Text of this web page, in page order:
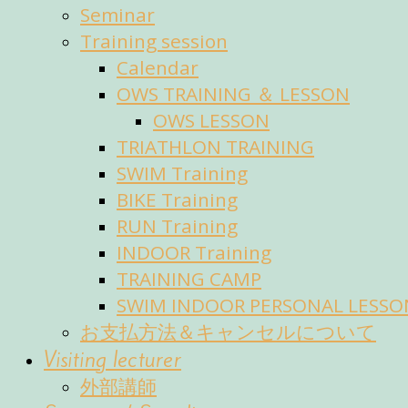
Seminar
Training session
Calendar
OWS TRAINING ＆ LESSON
OWS LESSON
TRIATHLON TRAINING
SWIM Training
BIKE Training
RUN Training
INDOOR Training
TRAINING CAMP
SWIM INDOOR PERSONAL
お支払方法＆キャンセルについて
Visiting lecturer
外部講師